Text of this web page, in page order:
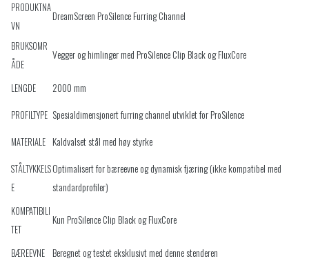
PRODUKTNA
VN
DreamScreen ProSilence Furring Channel
BRUKSOMR
ÅDE
Vegger og himlinger med ProSilence Clip Black og FluxCore
LENGDE 2000 mm
PROFILTYPE Spesialdimensjonert furring channel utviklet for ProSilence
MATERIALE Kaldvalset stål med høy styrke
STÅLTYKKELS
E
Optimalisert for bæreevne og dynamisk fjæring (ikke kompatibel med
standardprofiler)
KOMPATIBILI
TET
Kun ProSilence Clip Black og FluxCore
BÆREEVNE Beregnet og testet eksklusivt med denne stenderen